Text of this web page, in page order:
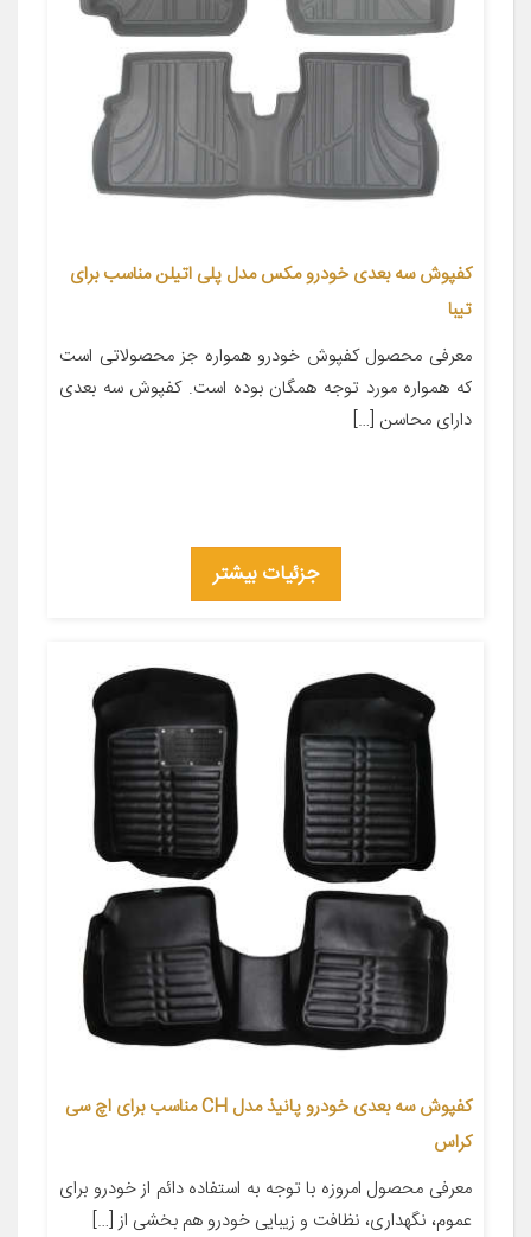
کفپوش سه بعدی خودرو مکس مدل پلی اتیلن مناسب برای
تیبا
معرفی محصول کفپوش خودرو همواره جز محصولاتی است
که همواره مورد توجه همگان بوده است. کفپوش سه بعدی
دارای محاسن […]
جزئیات بیشتر
کفپوش سه بعدی خودرو پانیذ مدل CH مناسب برای اچ سی
کراس
معرفی محصول امروزه با توجه به استفاده دائم از خودرو برای
عموم، نگهداری، نظافت و زیبایی خودرو هم بخشی از […]